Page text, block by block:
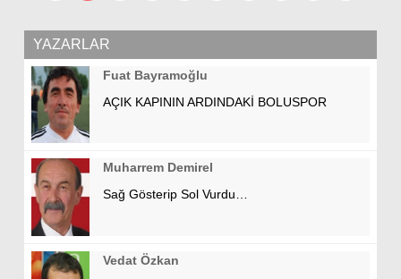
YAZARLAR
Fuat Bayramoğlu
AÇIK KAPININ ARDINDAKİ BOLUSPOR
Muharrem Demirel
Sağ Gösterip Sol Vurdu…
Vedat Özkan